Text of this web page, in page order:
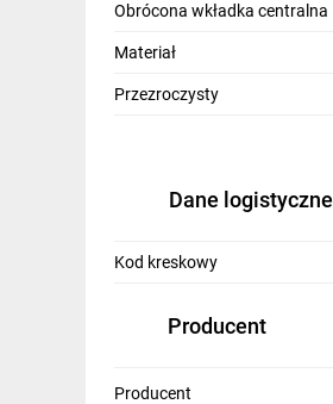
Wentylacja i rekuperacja
Obrócona wkładka centralna
Materiał
Przezroczysty
Dane logistyczne
Kod kreskowy
Producent
Producent